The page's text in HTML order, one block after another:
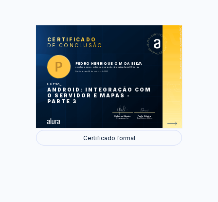
CERTIFICADO
DE CONCLUSÃO
PEDRO HENRIQUE O M DA SILVA
concluiu o curso online com carga horária estimada em 20 horas.
Finalizado em 06 de outubro de 2014
Curso
ANDROID: INTEGRAÇÃO COM
O SERVIDOR E MAPAS -
PARTE 3
Guilherme Silveira
Coordenador
Paulo Silveira
Chief Vision Officer
https://cursos.alura.com.br/certificate/508c09e8053fb999983843db827e32cc
LAS
Integração com outros sistemas:
conectividade
Melhorando a usabilidade com
Interagindo com o GPS
Certificado formal